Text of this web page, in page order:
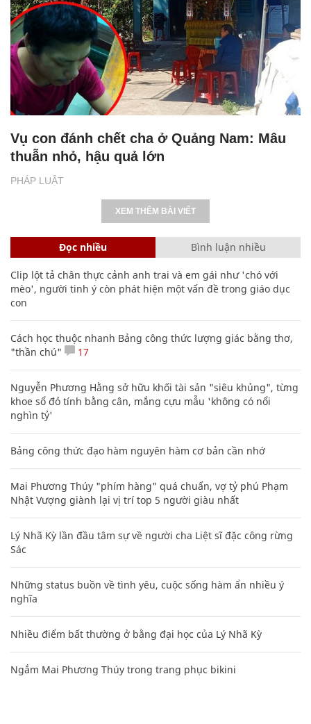
PHÁP LUẬT
Vụ con đánh chết cha ở Quảng Nam: Mâu
thuẫn nhỏ, hậu quả lớn
XEM THÊM BÀI VIẾT
Đọc nhiều Bình luận nhiều
Clip lột tả chân thực cảnh anh trai và em gái như 'chó với
mèo', người tinh ý còn phát hiện một vấn đề trong giáo dục
con
Cách học thuộc nhanh Bảng công thức lượng giác bằng thơ,
"thần chú"
17
Nguyễn Phương Hằng sở hữu khối tài sản "siêu khủng", từng
khoe sổ đỏ tính bằng cân, mắng cựu mẫu 'không có nổi
nghìn tỷ'
Bảng công thức đạo hàm nguyên hàm cơ bản cần nhớ
Mai Phương Thúy "phím hàng" quá chuẩn, vợ tỷ phú Phạm
Nhật Vượng giành lại vị trí top 5 người giàu nhất
Lý Nhã Kỳ lần đầu tâm sự về người cha Liệt sĩ đặc công rừng
Sác
Những status buồn về tình yêu, cuộc sống hàm ẩn nhiều ý
nghĩa
Nhiều điểm bất thường ở bằng đại học của Lý Nhã Kỳ
Ngắm Mai Phương Thúy trong trang phục bikini